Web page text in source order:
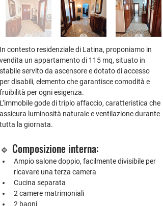
In contesto residenziale di Latina, proponiamo in
vendita un appartamento di 115 mq, situato in
stabile servito da ascensore e dotato di accesso
per disabili, elemento che garantisce comodità e
fruibilità per ogni esigenza.
L’immobile gode di triplo affaccio, caratteristica che
assicura luminosità naturale e ventilazione durante
tutta la giornata.
🔹 Composizione interna:
Ampio salone doppio, facilmente divisibile per
ricavare una terza camera
Cucina separata
2 camere matrimoniali
2 bagni